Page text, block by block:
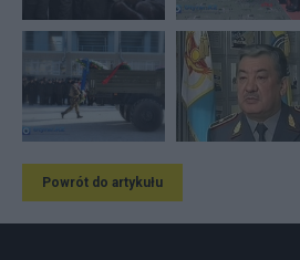
Powrót do artykułu